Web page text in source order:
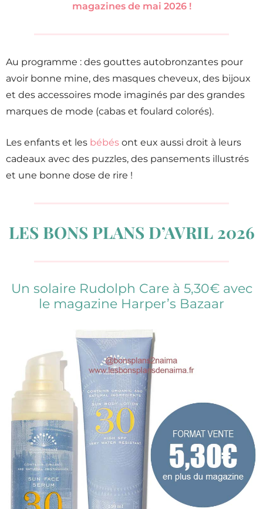
magazines de mai 2026 !
Au programme : des gouttes autobronzantes pour
avoir bonne mine, des masques cheveux, des bijoux
et des accessoires mode imaginés par des grandes
marques de mode (cabas et foulard colorés).
Les enfants et les bébés ont eux aussi droit à leurs
cadeaux avec des puzzles, des pansements illustrés
et une bonne dose de rire !
LES BONS PLANS D’AVRIL 2026
Un solaire Rudolph Care à 5,30€ avec
le magazine Harper’s Bazaar